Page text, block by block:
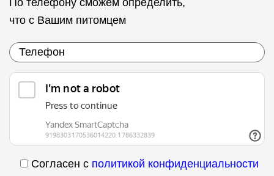
По телефону сможем определить,
что с Вашим питомцем
Согласен с политикой конфиденциальности